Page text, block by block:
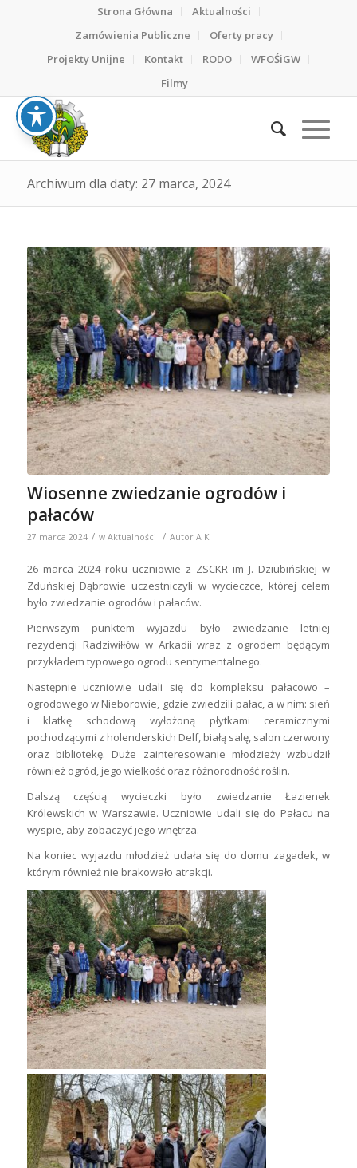
Strona Główna
Aktualności
Zamówienia Publiczne
Oferty pracy
Projekty Unijne
Kontakt RODO
WFOŚiGW
Filmy
Archiwum dla daty: 27 marca, 2024
Wiosenne zwiedzanie ogrodów i
pałaców
27 marca 2024 / w Aktualności / Autor A K
26 marca 2024 roku uczniowie z ZSCKR im J. Dziubińskiej w
Zduńskiej Dąbrowie uczestniczyli w wycieczce, której celem
było zwiedzanie ogrodów i pałaców.
Pierwszym punktem wyjazdu było zwiedzanie letniej
rezydencji Radziwiłłów w Arkadii wraz z ogrodem będącym
przykładem typowego ogrodu sentymentalnego.
Następnie uczniowie udali się do kompleksu pałacowo –
ogrodowego w Nieborowie, gdzie zwiedzili pałac, a w nim: sień
i klatkę schodową wyłożoną płytkami ceramicznymi
pochodzącymi z holenderskich Delf, białą salę, salon czerwony
oraz bibliotekę. Duże zainteresowanie młodzieży wzbudził
również ogród, jego wielkość oraz różnorodność roślin.
Dalszą częścią wycieczki było zwiedzanie Łazienek
Królewskich w Warszawie. Uczniowie udali się do Pałacu na
wyspie, aby zobaczyć jego wnętrza.
Na koniec wyjazdu młodzież udała się do domu zagadek, w
którym również nie brakowało atrakcji.